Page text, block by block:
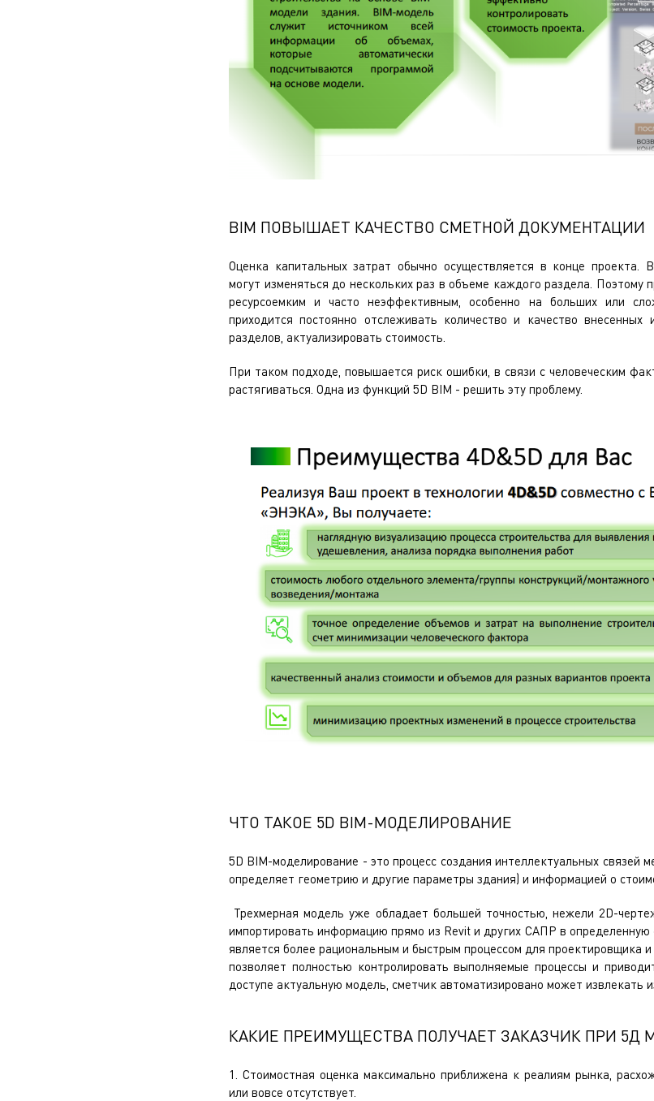
BIM ПОВЫШАЕТ КАЧЕСТВО СМЕТНОЙ ДОКУМЕНТАЦИИ
Оценка капитальных затрат обычно осуществляется в конце проекта.
могут изменяться до нескольких раз в объеме каждого раздела. Поэтому
ресурсоемким и часто неэффективным, особенно на больших или
приходится постоянно отслеживать количество и качество
разделов, актуализировать стоимость.
При таком подходе, повышается риск ошибки, в связи с человеческим
растягиваться. Одна из функций 5D BIM - решить эту проблему.
ЧТО ТАКОЕ 5D BIM-МОДЕЛИРОВАНИЕ
5D BIM-моделирование - это процесс создания интеллектуальных связей
определяет геометрию и другие параметры здания) и информацией о
Трехмерная модель уже обладает большей точностью, нежели 2D-
импортировать информацию прямо из Revit и других САПР в
является более рациональным и быстрым процессом для проектировщика
позволяет полностью контролировать выполняемые процессы и
доступе актуальную модель, сметчик автоматизировано может извлекать
КАКИЕ ПРЕИМУЩЕСТВА ПОЛУЧАЕТ ЗАКАЗЧИК ПРИ 5Д
1. Стоимостная оценка максимально приближена к реалиям рынка,
или вовсе отсутствует.